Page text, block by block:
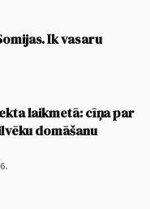
Ik vasaru
laikmetā: cīņa par
domāšanu